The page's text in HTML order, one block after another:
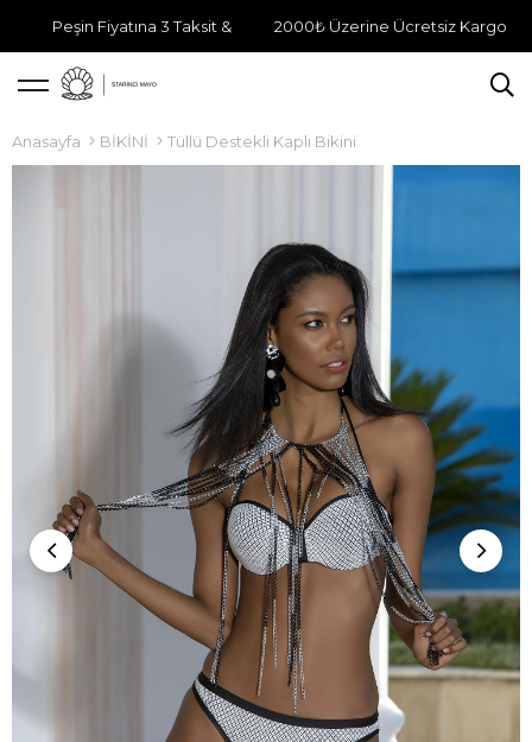
Peşin Fiyatına 3 Taksit & 2000₺ Üzerine Ücretsiz Kargo
Anasayfa BİKİNİ Tüllü Destekli Kaplı Bikini